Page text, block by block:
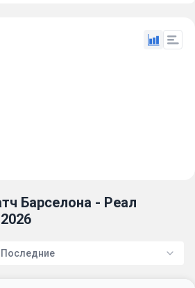
Барселона - Реал
Последние